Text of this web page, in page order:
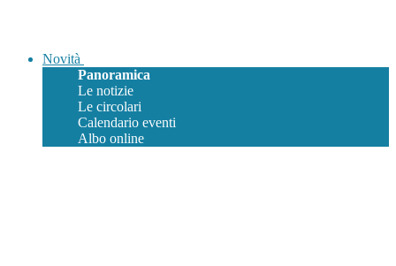
Novità
Panoramica
Le notizie
Le circolari
Calendario eventi
Albo online